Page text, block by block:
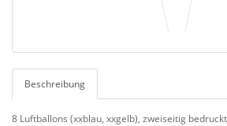
Beschreibung
8 Luftballons (xxblau, xxgelb), zweiseitig